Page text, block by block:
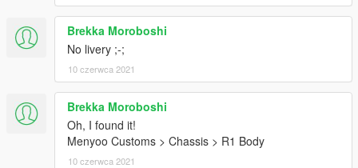
Brekka Moroboshi
No livery ;-;
10 czerwca 2021
Brekka Moroboshi
Oh, I found it!
Menyoo Customs > Chassis > R1 Body
10 czerwca 2021